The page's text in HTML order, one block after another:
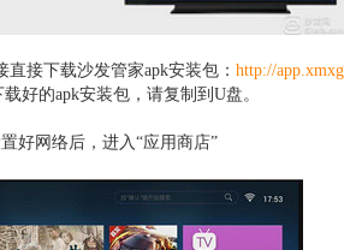
直接下载沙发管家apk安装包： http://app.xmxg
载好的apk安装包，请复制到U盘。
好网络后，进入“应用商店”